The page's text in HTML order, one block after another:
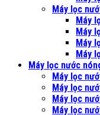
Máy lọc
Máy
Máy
Máy
Máy
Máy lọc nước
Máy lọc
Máy lọc
Máy lọc
Máy lọc